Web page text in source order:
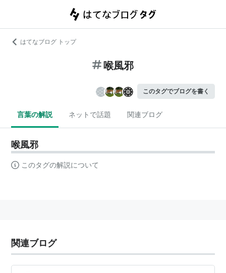
はてなブログ トップ
喉風邪
このタグでブログを書く
言葉の解説 ネットで話題 関連ブログ
喉風邪
このタグの解説について
関連ブログ